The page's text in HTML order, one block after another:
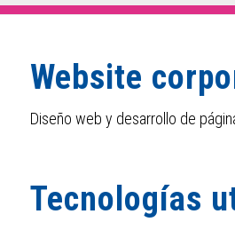
Website
Diseño web y desarrollo de
Tecnologías